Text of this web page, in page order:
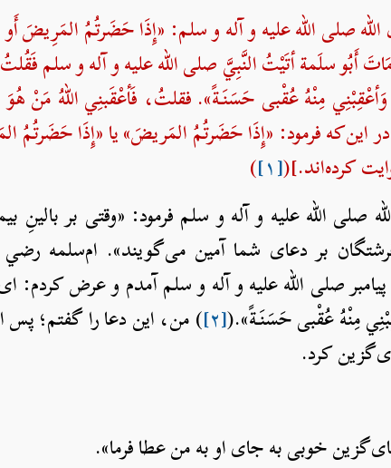
صلی الله علیه و آله و سلم: «إِذَا حَضَرتُمُ المَرِيضَ أَو
أَبُو سلَمة أتَيْتُ النَّبِيَّ صلی الله علیه و آله و سلم
مِنْهُ عُقْبى حَسَنَةً». فقلتُ، فَأعْقَبنِي اللهُ مَنْ
فرمود: «إِذَا حَضَرتُمُ المَريضَ» یا «إِذَا حَضَرتُمُ
کرده‌اند.]([۱] )
صلی الله علیه و آله و سلم فرمود: «وقتی بر بالینِ
بر دعای شما آمین می‌گویند». ام‌سلمه رضي
صلی الله علیه و آله و سلم آمدم و عرض کردم:
مِنْهُ عُقْبى حَسَنَةً».([۲] ) من، این دعا را گفتم؛ پس
کرد.
جای‌گزین خوبی به جای او به من عطا فرما».